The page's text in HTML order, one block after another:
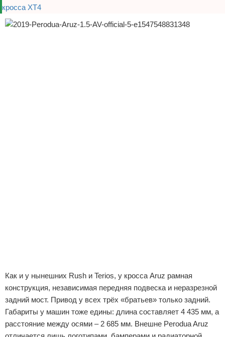
Как и у нынешних Rush и Terios, у кросса Aruz рамная
конструкция, независимая передняя подвеска и неразрезной
задний мост. Привод у всех трёх «братьев» только задний.
Габариты у машин тоже едины: длина составляет 4 435 мм, а
расстояние между осями – 2 685 мм. Внешне Perodua Aruz